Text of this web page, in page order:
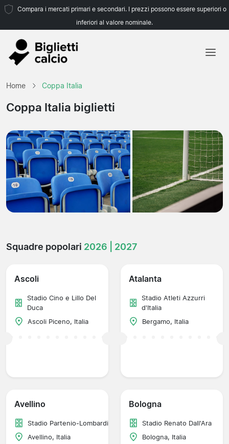
Compara i mercati primari e secondari. I prezzi possono essere superiori o
inferiori al valore nominale.
Agenzie di viaggio
Home Coppa Italia
Coppa Italia biglietti
Squadre popolari 2026 | 2027
Ascoli
Stadio Cino e Lillo Del
Duca
Ascoli Piceno, Italia
Atalanta
Stadio Atleti Azzurri
d'Italia
Bergamo, Italia
Avellino
Stadio Partenio-Lombardi
Avellino, Italia
Bologna
Stadio Renato Dall'Ara
Bologna, Italia